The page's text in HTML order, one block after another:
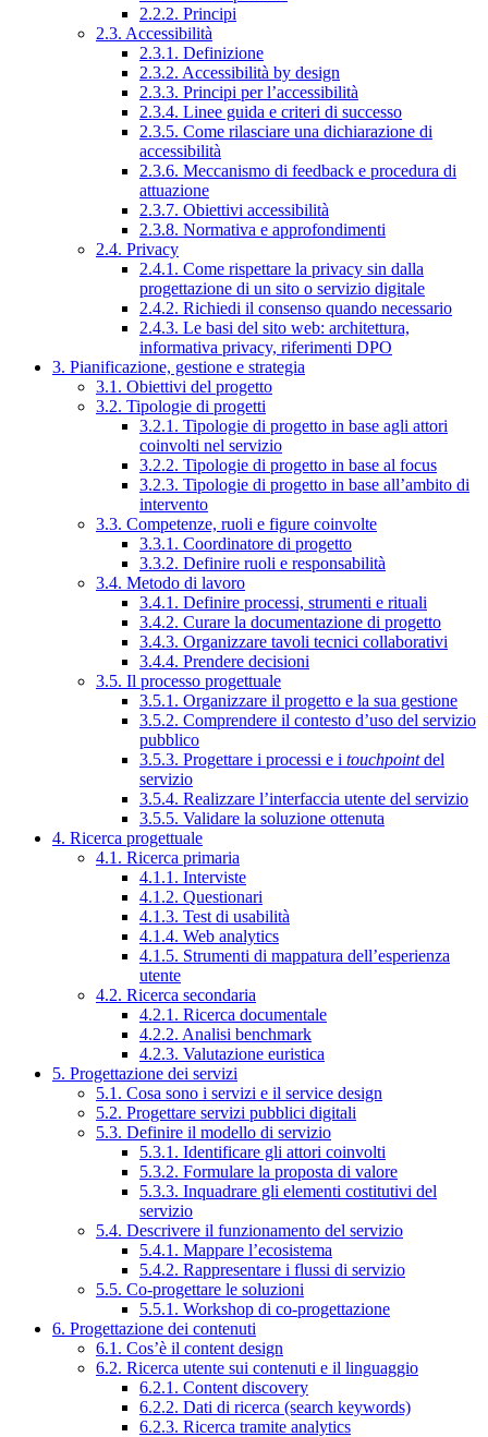
2.2.2. Principi
2.3. Accessibilità
2.3.1. Definizione
2.3.2. Accessibilità by design
2.3.3. Principi per l’accessibilità
2.3.4. Linee guida e criteri di successo
2.3.5. Come rilasciare una dichiarazione di
accessibilità
2.3.6. Meccanismo di feedback e procedura di
attuazione
2.3.7. Obiettivi accessibilità
2.3.8. Normativa e approfondimenti
2.4. Privacy
2.4.1. Come rispettare la privacy sin dalla
progettazione di un sito o servizio digitale
2.4.2. Richiedi il consenso quando necessario
2.4.3. Le basi del sito web: architettura,
informativa privacy, riferimenti DPO
3. Pianificazione, gestione e strategia
3.1. Obiettivi del progetto
3.2. Tipologie di progetti
3.2.1. Tipologie di progetto in base agli attori
coinvolti nel servizio
3.2.2. Tipologie di progetto in base al focus
3.2.3. Tipologie di progetto in base all’ambito di
intervento
3.3. Competenze, ruoli e figure coinvolte
3.3.1. Coordinatore di progetto
3.3.2. Definire ruoli e responsabilità
3.4. Metodo di lavoro
3.4.1. Definire processi, strumenti e rituali
3.4.2. Curare la documentazione di progetto
3.4.3. Organizzare tavoli tecnici collaborativi
3.4.4. Prendere decisioni
3.5. Il processo progettuale
3.5.1. Organizzare il progetto e la sua gestione
3.5.2. Comprendere il contesto d’uso del servizio
pubblico
3.5.3. Progettare i processi e i touchpointdel
servizio
3.5.4. Realizzare l’interfaccia utente del servizio
3.5.5. Validare la soluzione ottenuta
4. Ricerca progettuale
4.1. Ricerca primaria
4.1.1. Interviste
4.1.2. Questionari
4.1.3. Test di usabilità
4.1.4. Web analytics
4.1.5. Strumenti di mappatura dell’esperienza
utente
4.2. Ricerca secondaria
4.2.1. Ricerca documentale
4.2.2. Analisi benchmark
4.2.3. Valutazione euristica
5. Progettazione dei servizi
5.1. Cosa sono i servizi e il service design
5.2. Progettare servizi pubblici digitali
5.3. Definire il modello di servizio
5.3.1. Identificare gli attori coinvolti
5.3.2. Formulare la proposta di valore
5.3.3. Inquadrare gli elementi costitutivi del
servizio
5.4. Descrivere il funzionamento del servizio
5.4.1. Mappare l’ecosistema
5.4.2. Rappresentare i flussi di servizio
5.5. Co-progettare le soluzioni
5.5.1. Workshop di co-progettazione
6. Progettazione dei contenuti
6.1. Cos’è il content design
6.2. Ricerca utente sui contenuti e il linguaggio
6.2.1. Content discovery
6.2.2. Dati di ricerca (search keywords)
6.2.3. Ricerca tramite analytics